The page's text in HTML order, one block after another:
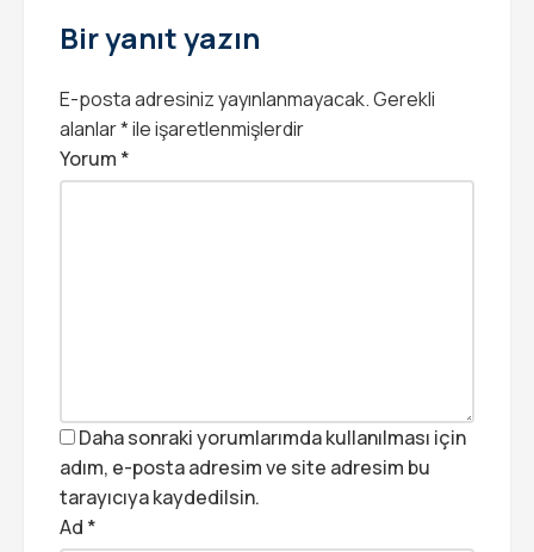
Bir yanıt yazın
E-posta adresiniz yayınlanmayacak.Gerekli
alanlar*ile işaretlenmişlerdir
Yorum *
Daha sonraki yorumlarımda kullanılması için
adım, e-posta adresim ve site adresim bu
tarayıcıya kaydedilsin.
Ad *